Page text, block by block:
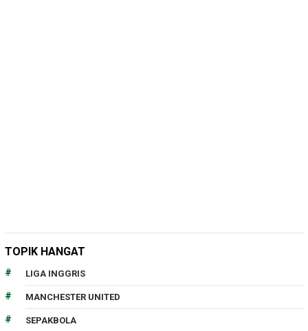
TOPIK HANGAT
LIGA INGGRIS
MANCHESTER UNITED
SEPAKBOLA